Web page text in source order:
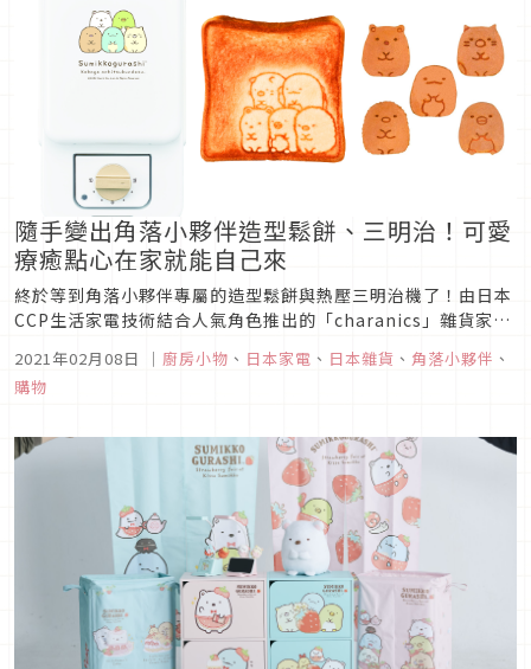
隨手變出角落小夥伴造型鬆餅、三明治！可愛
療癒點心在家就能自己來
終於等到角落小夥伴專屬的造型鬆餅與熱壓三明治機了！由日本
CCP生活家電技術結合人氣角色推出的「charanics」雜貨家電
規廚房小物，無論是大人還是小孩，只要是角落小夥伴的粉絲們
說什麼都絕對坐不住，寒假拿出這一台讓媽媽們多少也能輕鬆一
2021年02月08日 ｜ 廚房小物 、 日本家電 、 日本雜貨 、 角落小夥伴 、
購物